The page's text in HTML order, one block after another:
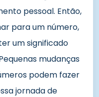
pessoal. Então,
para um número,
um significado
mudanças
podem fazer
jornada de